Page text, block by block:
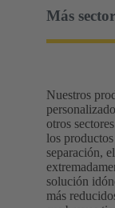
Más
Nuestros
otros
los
separación,
solución
más